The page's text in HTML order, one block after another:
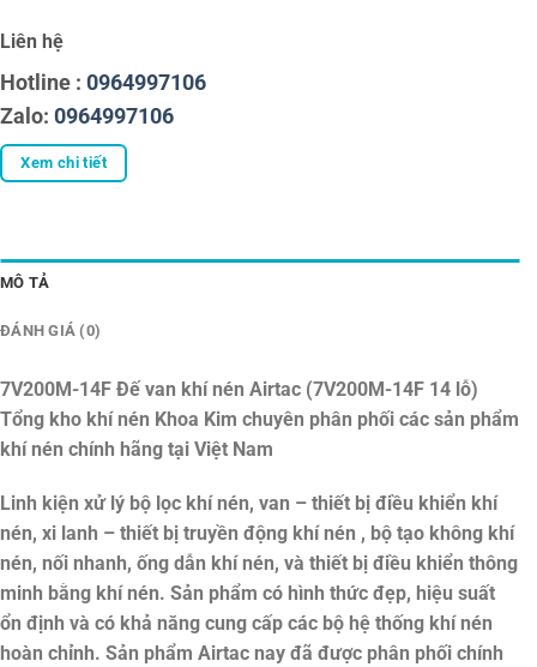
Liên hệ
Hotline : 0964997106
Zalo: 0964997106
Xem chi tiết
MÔ TẢ
ĐÁNH GIÁ (0)
7V200M-14F Đế van khí nén Airtac (7V200M-14F 14 lỗ)
Tổng kho khí nén Khoa Kim chuyên phân phối các sản phẩm
khí nén chính hãng tại Việt Nam
Linh kiện xử lý bộ lọc khí nén, van – thiết bị điều khiển khí
nén, xi lanh – thiết bị truyền động khí nén , bộ tạo không khí
nén, nối nhanh, ống dẫn khí nén, và thiết bị điều khiển thông
minh bằng khí nén. Sản phẩm có hình thức đẹp, hiệu suất
ổn định và có khả năng cung cấp các bộ hệ thống khí nén
hoàn chỉnh. Sản phẩm Airtac nay đã được phân phối chính